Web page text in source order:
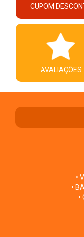
CUPOM
AVALIAÇÕES
•
•
•